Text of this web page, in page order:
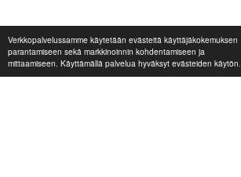
Verkkopalvelussamme käytetään evästeitä käyttäjäkokemuksen
parantamiseen sekä markkinoinnin kohdentamiseen ja
mittaamiseen. Käyttämällä palvelua hyväksyt evästeiden käytön.